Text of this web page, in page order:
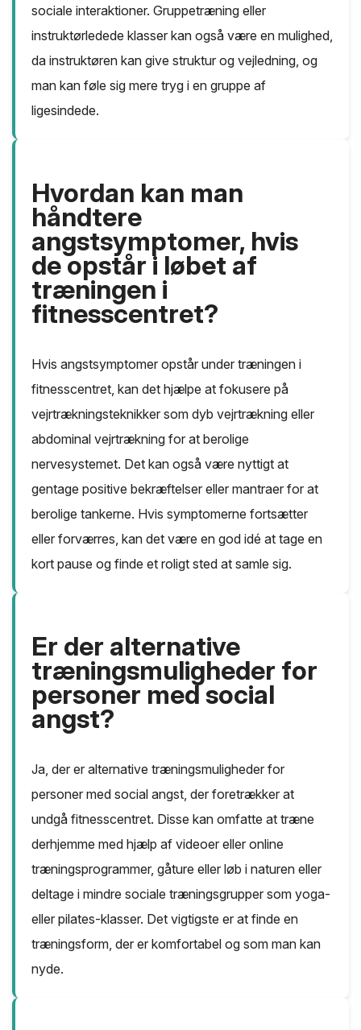
sociale interaktioner. Gruppetræning eller
instruktørledede klasser kan også være en mulighed,
da instruktøren kan give struktur og vejledning, og
man kan føle sig mere tryg i en gruppe af
ligesindede.
Hvordan kan man
håndtere
angstsymptomer, hvis
de opstår i løbet af
træningen i
fitnesscentret?
Hvis angstsymptomer opstår under træningen i
fitnesscentret, kan det hjælpe at fokusere på
vejrtrækningsteknikker som dyb vejrtrækning eller
abdominal vejrtrækning for at berolige
nervesystemet. Det kan også være nyttigt at
gentage positive bekræftelser eller mantraer for at
berolige tankerne. Hvis symptomerne fortsætter
eller forværres, kan det være en god idé at tage en
kort pause og finde et roligt sted at samle sig.
Er der alternative
træningsmuligheder for
personer med social
angst?
Ja, der er alternative træningsmuligheder for
personer med social angst, der foretrækker at
undgå fitnesscentret. Disse kan omfatte at træne
derhjemme med hjælp af videoer eller online
træningsprogrammer, gåture eller løb i naturen eller
deltage i mindre sociale træningsgrupper som yoga-
eller pilates-klasser. Det vigtigste er at finde en
træningsform, der er komfortabel og som man kan
nyde.